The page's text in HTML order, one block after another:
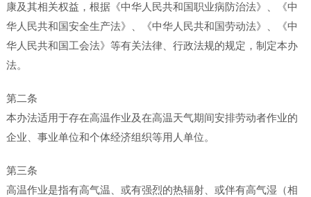
康及其相关权益，根据《中华人民共和国职业病防治法》、《中
华人民共和国安全生产法》、《中华人民共和国劳动法》、《中
华人民共和国工会法》等有关法律、行政法规的规定，制定本办
法。
第二条
本办法适用于存在高温作业及在高温天气期间安排劳动者作业的
企业、事业单位和个体经济组织等用人单位。
第三条
高温作业是指有高气温、或有强烈的热辐射、或伴有高气湿（相